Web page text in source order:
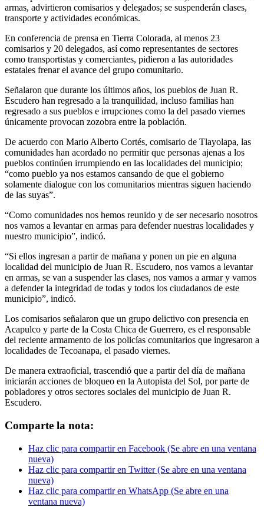
armas, advirtieron comisarios y delegados; se suspenderán clases,
transporte y actividades económicas.
En conferencia de prensa en Tierra Colorada, al menos 23
comisarios y 20 delegados, así como representantes de sectores
como transportistas y comerciantes, pidieron a las autoridades
estatales frenar el avance del grupo comunitario.
Señalaron que durante los últimos años, los pueblos de Juan R.
Escudero han regresado a la tranquilidad, incluso familias han
regresado a sus pueblos e irrupciones como la del pasado viernes
únicamente provocan zozobra entre la población.
De acuerdo con Mario Alberto Cortés, comisario de Tlayolapa, las
comunidades han acordado no permitir que personas ajenas a los
pueblos continúen irrumpiendo en las localidades del municipio;
“como pueblo ya nos estamos cansando de que el gobierno
solamente dialogue con los comunitarios mientras siguen haciendo
de las suyas”.
“Como comunidades nos hemos reunido y de ser necesario nosotros
nos vamos a levantar en armas para defender nuestras localidades y
nuestro municipio”, indicó.
“Si ellos ingresan a partir de mañana y ponen un pie en alguna
localidad del municipio de Juan R. Escudero, nos vamos a levantar
en armas, se van a suspender las clases, nos vamos a armar y vamos
a defender la integridad de todas y todos los ciudadanos de este
municipio”, indicó.
Los comisarios señalaron que un grupo delictivo con presencia en
Acapulco y parte de la Costa Chica de Guerrero, es el responsable
del reciente armamento de los policías comunitarios que ingresaron a
localidades de Tecoanapa, el pasado viernes.
De manera extraoficial, trascendió que a partir del día de mañana
iniciarán acciones de bloqueo en la Autopista del Sol, por parte de
pobladores y otros sectores sociales del municipio de Juan R.
Escudero.
Comparte la nota:
Haz clic para compartir en Facebook (Se abre en una ventana
nueva)
Haz clic para compartir en Twitter (Se abre en una ventana
nueva)
Haz clic para compartir en WhatsApp (Se abre en una
ventana nueva)